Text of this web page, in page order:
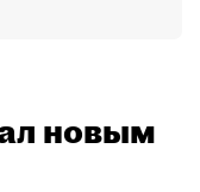
новым